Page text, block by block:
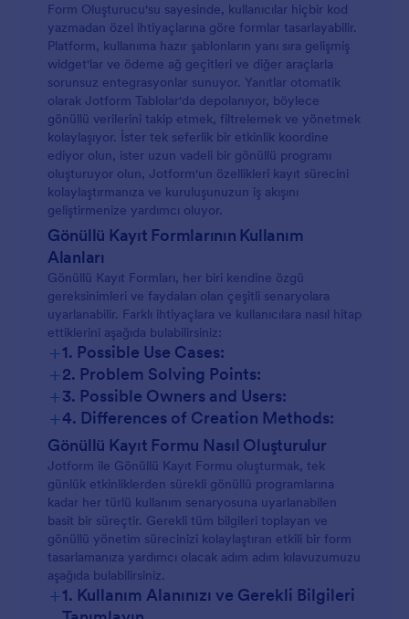
Form Oluşturucu'su sayesinde, kullanıcılar hiçbir kod
yazmadan özel ihtiyaçlarına göre formlar tasarlayabilir.
Platform, kullanıma hazır şablonların yanı sıra gelişmiş
widget'lar ve ödeme ağ geçitleri ve diğer araçlarla
sorunsuz entegrasyonlar sunuyor. Yanıtlar otomatik
olarak Jotform Tablolar'da depolanıyor, böylece
gönüllü verilerini takip etmek, filtrelemek ve yönetmek
kolaylaşıyor. İster tek seferlik bir etkinlik koordine
ediyor olun, ister uzun vadeli bir gönüllü programı
oluşturuyor olun, Jotform'un özellikleri kayıt sürecini
kolaylaştırmanıza ve kuruluşunuzun iş akışını
geliştirmenize yardımcı oluyor.
Gönüllü Kayıt Formlarının Kullanım
Alanları
Gönüllü Kayıt Formları, her biri kendine özgü
gereksinimleri ve faydaları olan çeşitli senaryolara
uyarlanabilir. Farklı ihtiyaçlara ve kullanıcılara nasıl hitap
ettiklerini aşağıda bulabilirsiniz:
+1. Possible Use Cases:
Etkinlik Gönüllü Kaydı:
Devam Eden Program Kaydı:
Kurumsal Gönüllülük:
+2. Problem Solving Points:
+3. Possible Owners and Users:
+4. Differences of Creation Methods:
Etkinliğe Özel Formlar:
Devam Eden Programlar:
Gençlik Gönüllülüğü:
Afet Yardımı:
Gönüllü Kayıt Formu Nasıl Oluşturulur
Jotform ile Gönüllü Kayıt Formu oluşturmak, tek
günlük etkinliklerden sürekli gönüllü programlarına
kadar her türlü kullanım senaryosuna uyarlanabilen
basit bir süreçtir. Gerekli tüm bilgileri toplayan ve
gönüllü yönetim sürecinizi kolaylaştıran etkili bir form
tasarlamanıza yardımcı olacak adım adım kılavuzumuzu
aşağıda bulabilirsiniz.
+1. Kullanım Alanınızı ve Gerekli Bilgileri